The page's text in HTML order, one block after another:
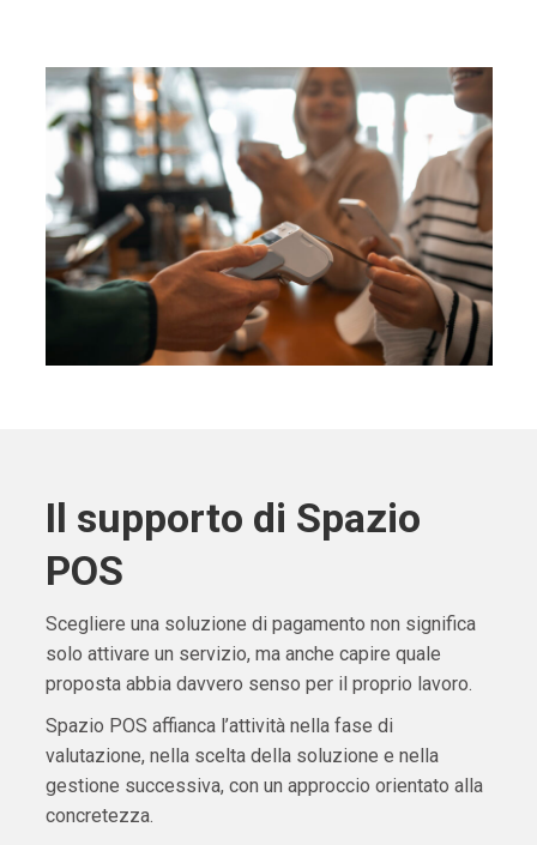
Il supporto di Spazio
POS
Scegliere una soluzione di pagamento non significa
solo attivare un servizio, ma anche capire quale
proposta abbia davvero senso per il proprio lavoro.
Spazio POS affianca l’attività nella fase di
valutazione, nella scelta della soluzione e nella
gestione successiva, con un approccio orientato alla
concretezza.